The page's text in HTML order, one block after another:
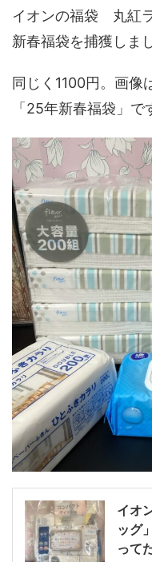
イオンの福袋 丸紅
新春福袋を捕獲しま
同じく1100円。画像
「25年新春福袋」で
イオ
ッグ
って